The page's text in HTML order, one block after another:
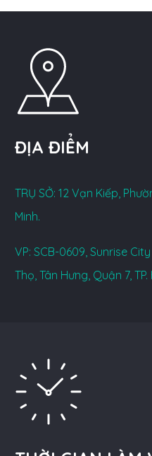
ĐỊA ĐIỂM
TRỤ SỞ: 12 Vạn Kiếp,
Minh.
VP: SCB-0609, Sunrise
Thọ, Tân Hưng, Quận 7, TP.